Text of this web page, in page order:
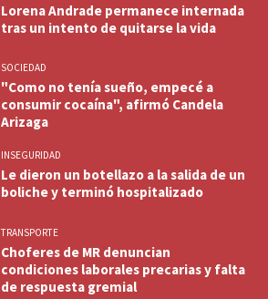
Lorena Andrade permanece internada
tras un intento de quitarse la vida
SOCIEDAD
"Como no tenía sueño, empecé a
consumir cocaína", afirmó Candela
Arizaga
INSEGURIDAD
Le dieron un botellazo a la salida de un
boliche y terminó hospitalizado
TRANSPORTE
Choferes de MR denuncian
condiciones laborales precarias y falta
de respuesta gremial